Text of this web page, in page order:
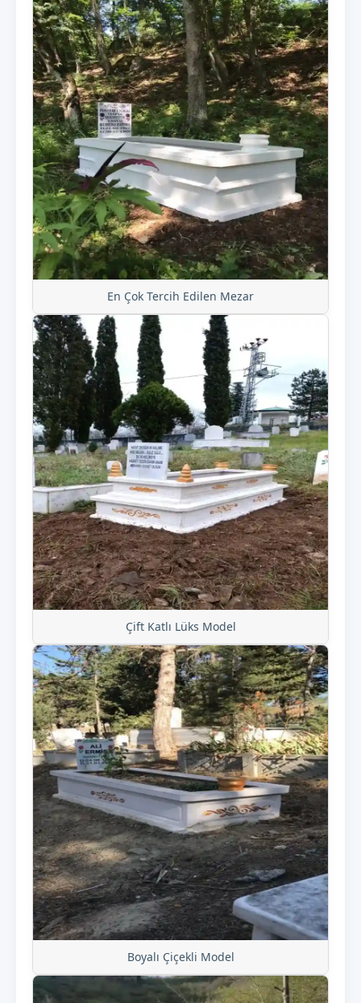
En Çok Tercih Edilen Mezar
Çift Katlı Lüks Model
Boyalı Çiçekli Model